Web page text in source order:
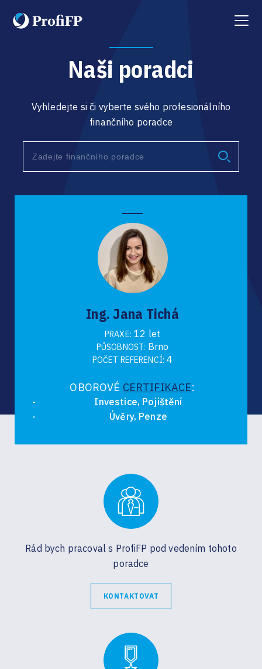
Menu
Naši poradci
Vyhledejte si či vyberte svého profesionálního
finančního poradce
Ing. Jana Tichá
PRAXE: 12 let
PŮSOBNOST: Brno
POČET REFERENCÍ: 4
OBOROVÉ CERTIFIKACE:
Investice, Pojištění
Úvěry, Penze
Rád bych pracoval s ProfiFP pod vedením tohoto
poradce
KONTAKTOVAT